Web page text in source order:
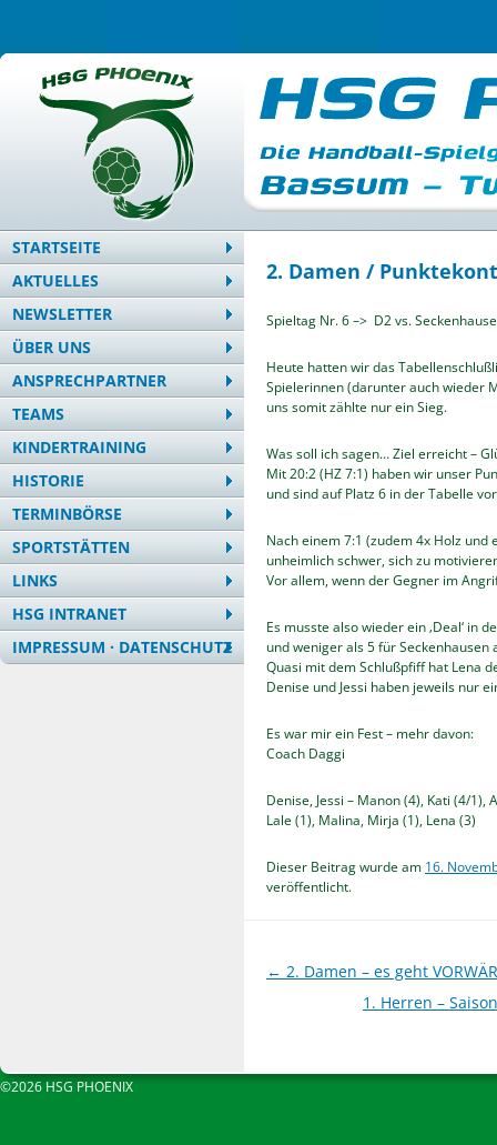
STARTSEITE
AKTUELLES
NEWSLETTER
ÜBER UNS
ANSPRECHPARTNER
TEAMS
KINDERTRAINING
HISTORIE
TERMINBÖRSE
SPORTSTÄTTEN
LINKS
HSG INTRANET
IMPRESSUM · DATENSCHUTZ
2. Damen /
Spieltag Nr. 6 –> D2 vs.
Heute hatten wir das
Spielerinnen (darunter auch wieder
uns somit zählte nur ein Sieg.
Was soll ich sagen… Ziel erreicht –
Mit 20:2 (HZ 7:1) haben wir unser
und sind auf Platz 6 in der Tabelle
Nach einem 7:1 (zudem 4x Holz
unheimlich schwer, sich zu
Vor allem, wenn der Gegner im
Es musste also wieder ein ‚Deal‘ in
und weniger als 5 für
Quasi mit dem Schlußpfiff hat Lena
Denise und Jessi haben jeweils nur
Es war mir ein Fest – mehr davon:
Coach Daggi
Denise, Jessi – Manon (4), Kati (4/1),
Lale (1), Malina, Mirja (1), Lena (3)
Dieser Beitrag wurde am 16.
veröffentlicht.
Beitragsnavigation
← 2. Damen – es geht
1. Herren –
©2026 HSG PHOENIX